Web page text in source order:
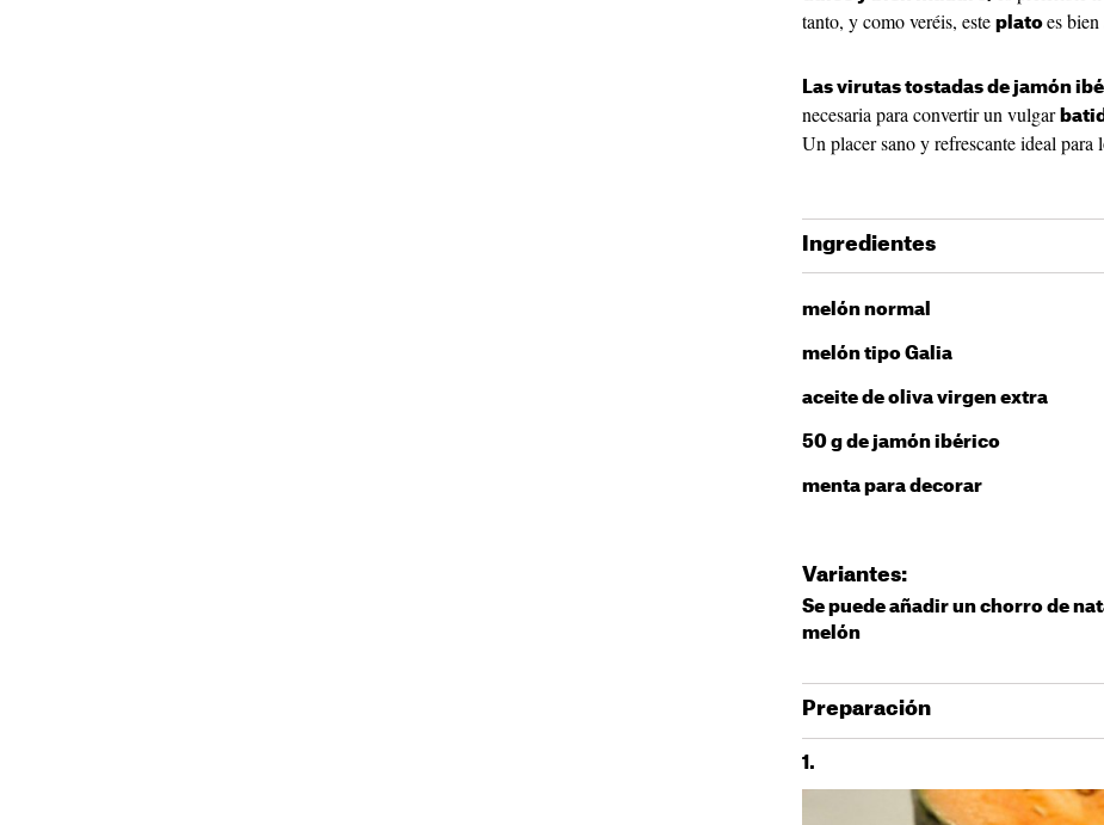
tanto, y como veréis, este plato es
Las virutas tostadas de jamón
necesaria para convertir un vulgar
Un placer sano y refrescante ideal para
Ingredientes
melón normal
melón tipo Galia
aceite de oliva virgen extra
50 g de jamón ibérico
menta para decorar
Variantes:
Se puede añadir un chorro de
melón
Preparación
1.